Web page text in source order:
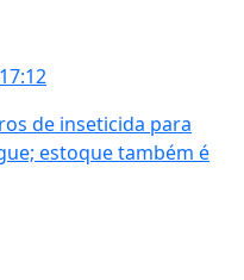
de inseticida para
estoque também é